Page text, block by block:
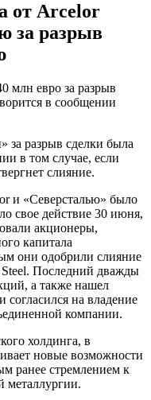
от Arcelor
за разрыв
млн евро за разрыв
в сообщении
за разрыв сделки была
в том случае, если
слияние.
и «Северсталью» было
свое действие 30 июня,
акционеры,
капитала
они одобрили слияние
Последний дважды
а также нашел
на владение
компании.
холдинга, в
новые возможности
ранее стремлением к
металлургии.